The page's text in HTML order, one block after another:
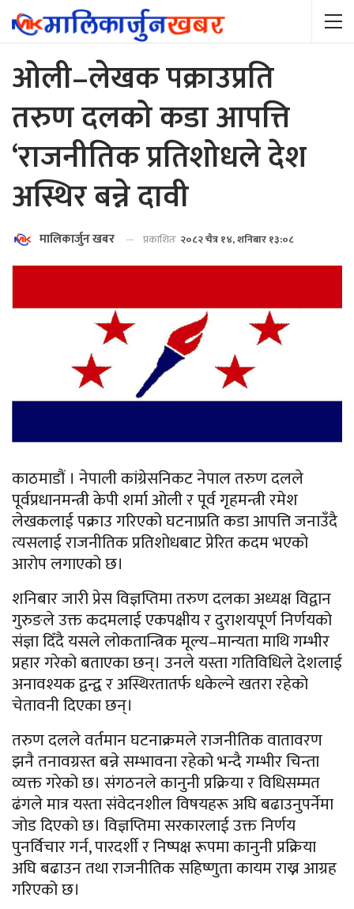
ओली–लेखक पक्राउप्रति
तरुण दलको कडा आपत्ति
‘राजनीतिक प्रतिशोधले देश
अस्थिर बन्ने दावी
मालिकार्जुन खबर प्रकाशितः २०८२ चैत्र १४, शनिबार १३:०८
काठमाडौं । नेपाली कांग्रेसनिकट नेपाल तरुण दलले
पूर्वप्रधानमन्त्री केपी शर्मा ओली र पूर्व गृहमन्त्री रमेश
लेखकलाई पक्राउ गरिएको घटनाप्रति कडा आपत्ति जनाउँदै
त्यसलाई राजनीतिक प्रतिशोधबाट प्रेरित कदम भएको
आरोप लगाएको छ।
शनिबार जारी प्रेस विज्ञप्तिमा तरुण दलका अध्यक्ष विद्वान
गुरुङले उक्त कदमलाई एकपक्षीय र दुराशयपूर्ण निर्णयको
संज्ञा दिँदै यसले लोकतान्त्रिक मूल्य–मान्यता माथि गम्भीर
प्रहार गरेको बताएका छन्। उनले यस्ता गतिविधिले देशलाई
अनावश्यक द्वन्द्व र अस्थिरतातर्फ धकेल्ने खतरा रहेको
चेतावनी दिएका छन्।
तरुण दलले वर्तमान घटनाक्रमले राजनीतिक वातावरण
झनै तनावग्रस्त बन्ने सम्भावना रहेको भन्दै गम्भीर चिन्ता
व्यक्त गरेको छ। संगठनले कानुनी प्रक्रिया र विधिसम्मत
ढंगले मात्र यस्ता संवेदनशील विषयहरू अघि बढाउनुपर्नेमा
जोड दिएको छ। विज्ञप्तिमा सरकारलाई उक्त निर्णय
पुनर्विचार गर्न, पारदर्शी र निष्पक्ष रूपमा कानुनी प्रक्रिया
अघि बढाउन तथा राजनीतिक सहिष्णुता कायम राख्न आग्रह
गरिएको छ।